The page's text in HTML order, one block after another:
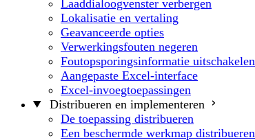
Laaddialoogvenster verbergen
Lokalisatie en vertaling
Geavanceerde opties
Verwerkingsfouten negeren
Foutopsporingsinformatie uitschakelen
Aangepaste Excel-interface
Excel-invoegtoepassingen
Distribueren en implementeren
De toepassing distribueren
Een beschermde werkmap distribueren